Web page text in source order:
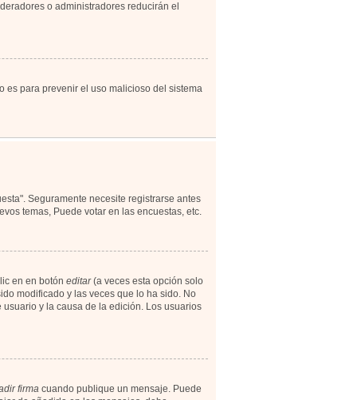
o administradores reducirán el
es para prevenir el uso malicioso del sistema
Seguramente necesite registrarse antes
temas, Puede votar en las encuestas, etc.
en en botón editar(a veces esta opción solo
modificado y las veces que lo ha sido. No
y la causa de la edición. Los usuarios
firma cuando publique un mensaje. Puede